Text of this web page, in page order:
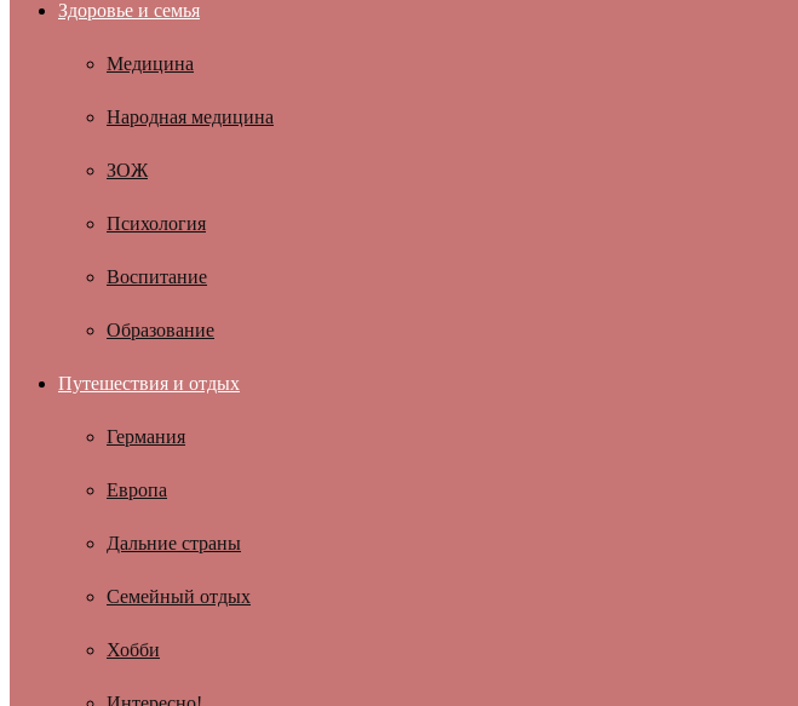
Здоровье и семья
Медицина
Народная медицина
ЗОЖ
Психология
Воспитание
Образование
Путешествия и отдых
Германия
Европа
Дальние страны
Семейный отдых
Хобби